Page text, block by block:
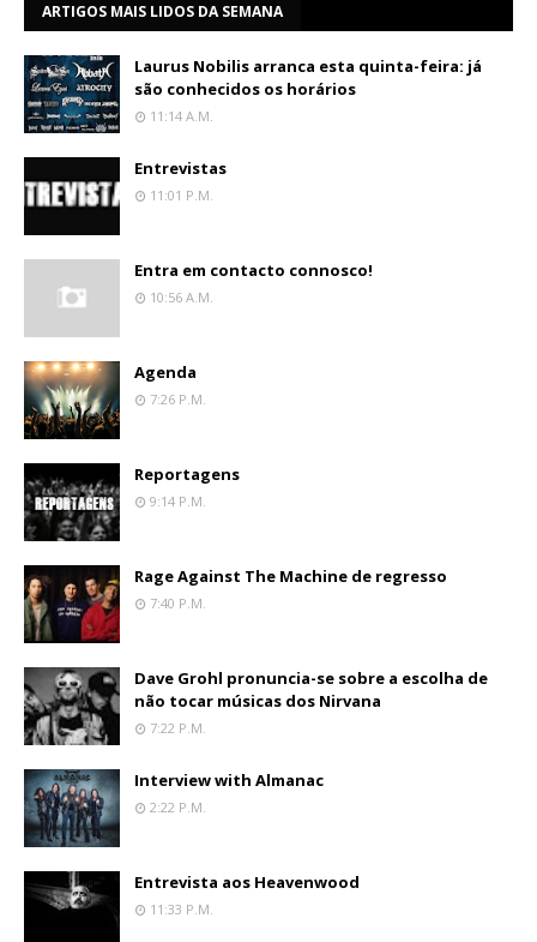
ARTIGOS MAIS LIDOS DA SEMANA
Laurus Nobilis arranca esta quinta-feira: já
são conhecidos os horários
11:14 A.m.
Entrevistas
11:01 P.m.
Entra em contacto connosco!
10:56 A.m.
Agenda
7:26 P.m.
Reportagens
9:14 P.m.
Rage Against The Machine de regresso
7:40 P.m.
Dave Grohl pronuncia-se sobre a escolha de
não tocar músicas dos Nirvana
7:22 P.m.
Interview with Almanac
2:22 P.m.
Entrevista aos Heavenwood
11:33 P.m.